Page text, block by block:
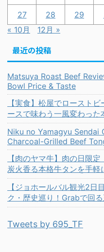
27 28 29
« 10月
12月 »
最近の投稿
Matsuya Roast Beef
Bowl Price & Taste
【実食】松屋でロースト
ースで味わう一風変わった
Niku no Yamagyu Sendai
Charcoal-Grilled Beef
【肉のヤマ牛】肉の日限
炭火香る本格牛タンを手軽
【ジョホールバル観光2日
ク・歴史巡り！Grabで回
Tweets by 695_TF